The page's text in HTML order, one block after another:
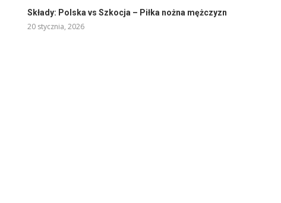
Składy: Polska vs Szkocja – Piłka nożna mężczyzn
20 stycznia, 2026